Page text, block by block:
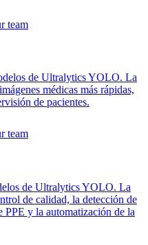
de Ultralytics YOLO. La
médicas más rápidas,
de pacientes.
de Ultralytics YOLO. La
de calidad, la detección de
PPE y la automatización de la